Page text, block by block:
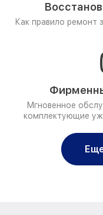
Как правило ремонт
Мгновенное
комплектующие